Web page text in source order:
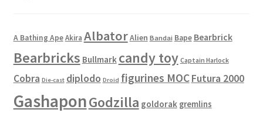
A Bathing Ape Akira AlbatorAlien Bandai Bape Bearbrick
Bearbricks Bullmark candy toy Captain Harlock
Cobra Die-cast diplodo Droid figurines MOCFutura 2000
GashaponGodzilla goldorak gremlins